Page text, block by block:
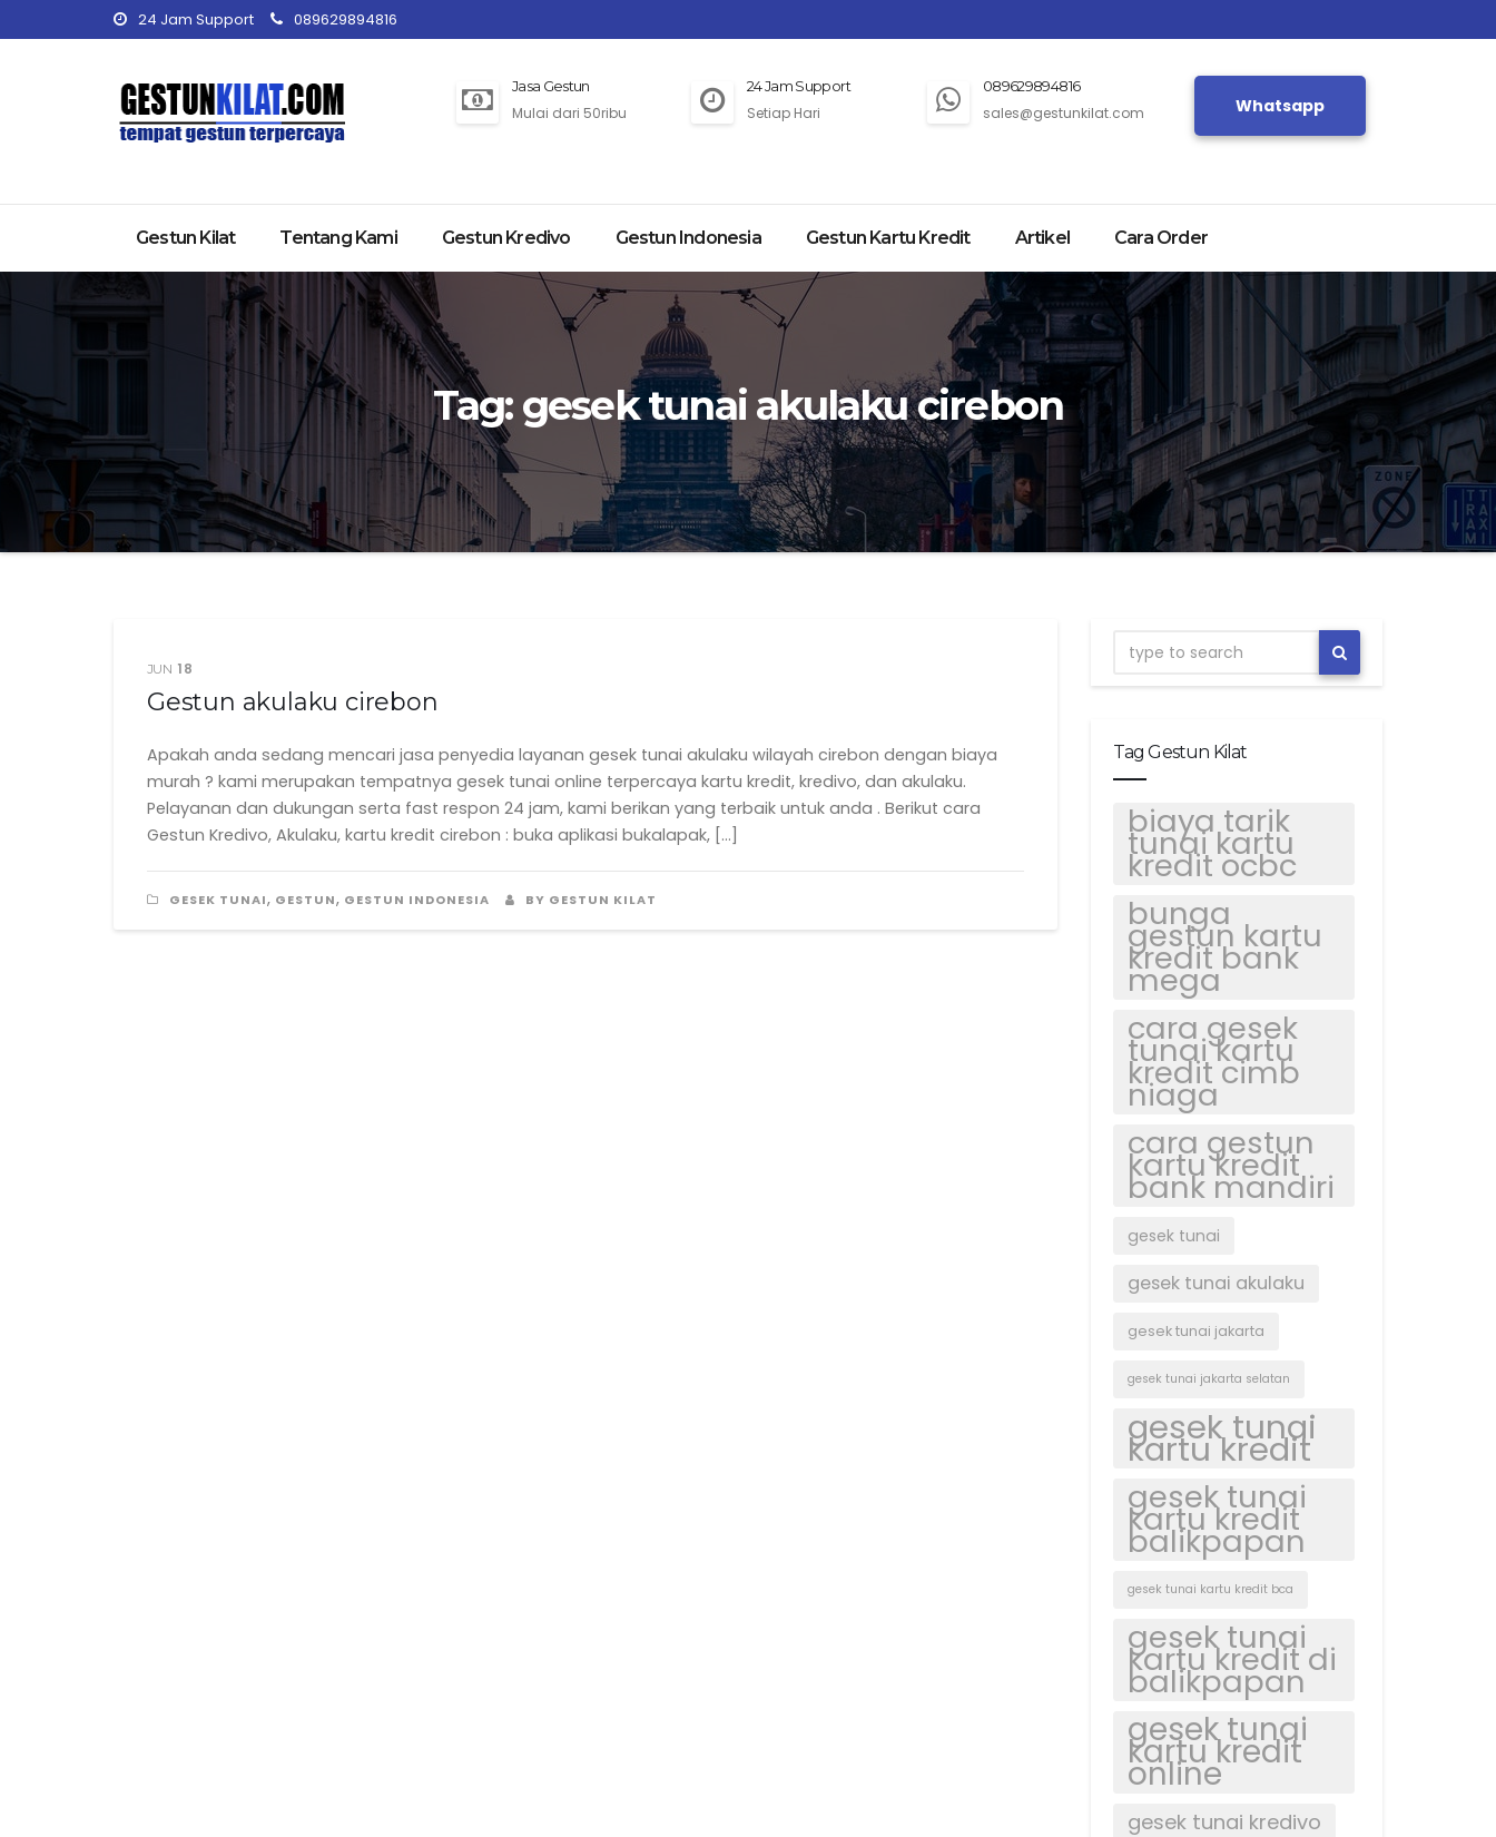
24 Jam Support 089629894816
Jasa Gestun
Mulai dari 50ribu
24 Jam Support
Setiap Hari
089629894816
sales@gestunkilat.com Whatsapp
Gestun Kilat Tentang Kami Gestun Kredivo Gestun Indonesia Gestun Kartu Kredit Artikel Cara Order
Tag: gesek tunai akulaku cirebon
JUN 18
Gestun akulaku cirebon
Apakah anda sedang mencari jasa penyedia layanan gesek tunai akulaku wilayah cirebon dengan biaya
murah ? kami merupakan tempatnya gesek tunai online terpercaya kartu kredit, kredivo, dan akulaku.
Pelayanan dan dukungan serta fast respon 24 jam, kami berikan yang terbaik untuk anda . Berikut cara
Gestun Kredivo, Akulaku, kartu kredit cirebon : buka aplikasi bukalapak, […]
GESEK TUNAI, GESTUN, GESTUN INDONESIA BY GESTUN KILAT
Tag Gestun Kilat
biaya tarik
tunai kartu
kredit ocbc
bunga
gestun kartu
kredit bank
mega
cara gesek
tunai kartu
kredit cimb
niaga
cara gestun
kartu kredit
bank mandiri
gesek tunai
gesek tunai akulaku
gesek tunai jakarta
gesek tunai jakarta selatan
gesek tunai
kartu kredit
gesek tunai
kartu kredit
balikpapan
gesek tunai kartu kredit bca
gesek tunai
kartu kredit di
balikpapan
gesek tunai
kartu kredit
online
gesek tunai kredivo